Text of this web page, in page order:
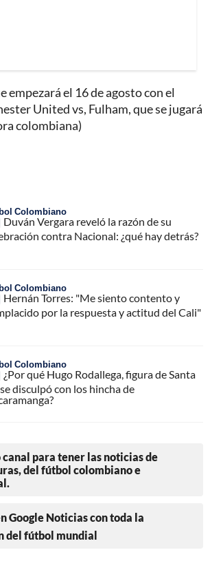
empezará el 16 de agosto con el
United vs, Fulham, que se jugará
colombiana)
Colombiano
Duván Vergara reveló la razón de su
contra Nacional: ¿qué hay detrás?
Colombiano
Hernán Torres: "Me siento contento y
por la respuesta y actitud del Cali"
Colombiano
¿Por qué Hugo Rodallega, figura de Santa
se disculpó con los hincha de
canal para tener las noticias de
del fútbol colombiano e
Google Noticias con toda la
del fútbol mundial